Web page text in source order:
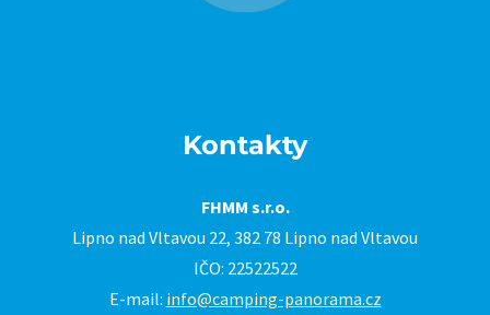
Kontakty
FHMM s.r.o.
Lipno nad Vltavou 22, 382 78 Lipno nad Vltavou
IČO: 22522522
E-mail: info@camping-panorama.cz